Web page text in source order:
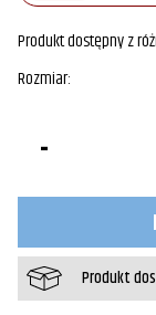
Produkt dostępny z
Rozmiar
C-
Air
Alpinestars
Czarna
Klasa
Produkt